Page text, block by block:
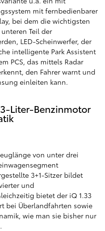
mit fernbedienbarer
bei dem die wichtigsten
Teil der
LED-Scheinwerfer, der
intelligente Park Assistent
PCS, das mittels Radar
den Fahrer warnt und
einleiten kann.
Liter-Benzinmotor
von unter drei
3+1-Sitzer bildet
und
bietet der iQ 1.33
bei Überlandfahrten sowie
wie man sie bisher nur